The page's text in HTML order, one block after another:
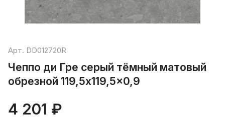
Арт. DD012720R
Чеппо ди Гре серый тёмный матовый
обрезной 119,5x119,5x0,9
4 201 ₽